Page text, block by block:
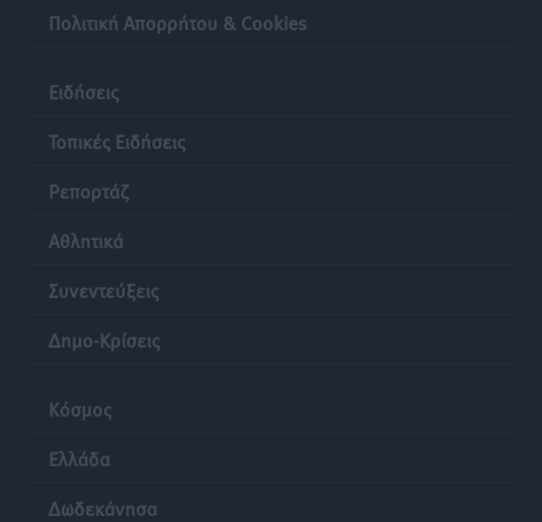
Πολιτική Απορρήτου & Cookies
Ειδήσεις
Τοπικές Ειδήσεις
Ρεπορτάζ
Αθλητικά
Συνεντεύξεις
Δημο-Κρίσεις
Κόσμος
Ελλάδα
Δωδεκάνησα